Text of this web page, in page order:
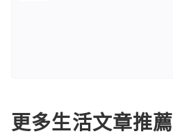
更多生活文章推薦